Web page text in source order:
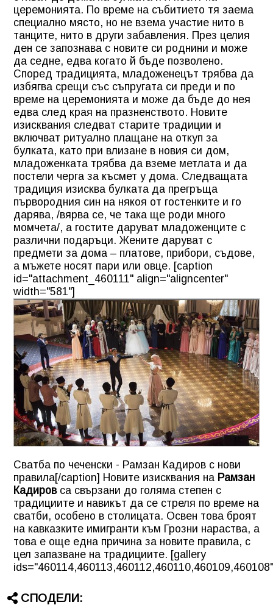
церемонията. По време на събитието тя заема
специално място, но не взема участие нито в
танците, нито в други забавления. През целия
ден се запознава с новите си роднини и може
да седне, едва когато й бъде позволено.
Според традицията, младоженецът трябва да
избягва срещи със съпругата си преди и по
време на церемонията и може да бъде до нея
едва след края на празненството. Новите
изисквания следват старите традиции и
включват ритуално плащане на откуп за
булката, като при влизане в новия си дом,
младоженката трябва да вземе метлата и да
постели черга за късмет у дома. Следващата
традиция изисква булката да прегръща
първородния син на някоя от гостенките и го
дарява, /вярва се, че така ще роди много
момчета/, а гостите даруват младоженците с
различни подаръци. Жените даруват с
предмети за дома – платове, прибори, съдове,
а мъжете носят пари или овце. [caption
id="attachment_460111" align="aligncenter"
width="581"]
Сватба по чеченски - Рамзан Кадиров с нови
правила[/caption] Новите изисквания на Рамзан
Кадировса свързани до голяма степен с
традициите и навикът да се стреля по време на
сватби, особено в столицата. Освен това броят
на кавказките имигранти към Грозни нараства, а
това е още една причина за новите правила, с
цел запазване на традициите. [gallery
СПОДЕЛИ: